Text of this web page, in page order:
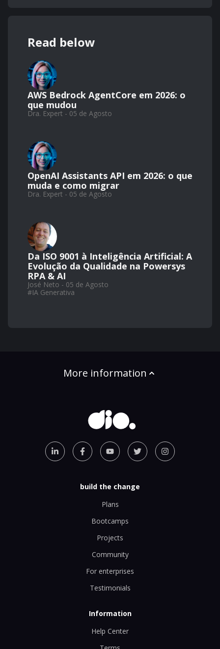
Read below
AWS Bedrock AgentCore em 2026: o
que mudou
Dra. Expert - 05 de Agosto
OpenAI Assistants API em 2026: o que
muda e como migrar
Dra. Expert - 05 de Agosto
Da ISO 9001 à Inteligência Artificial: A
Evolução da Qualidade na Powersys
RPA & AI
José Neto - 05 de Agosto
#IA Generativa
More information
build the change
Plans
Bootcamps
Projects
Community
For enterprises
Testimonials
Information
Help Center